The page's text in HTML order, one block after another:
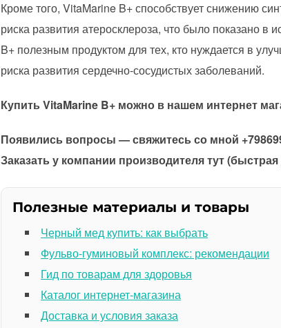
Кроме того, VitaMarine B+ способствует снижению
риска развития атеросклероза, что было показано
B+ полезным продуктом для тех, кто нуждается в
риска развития сердечно-сосудистых заболеваний.
Купить VitaMarine B+ можно в нашем интернет
Появились вопросы — свяжитесь со мной
Заказать у компании производителя тут (быстрая
Полезные материалы и товары
Черный мед купить: как выбрать
Фульво-гуминовый комплекс: рекомендации
Гид по товарам для здоровья
Каталог интернет-магазина
Доставка и условия заказа